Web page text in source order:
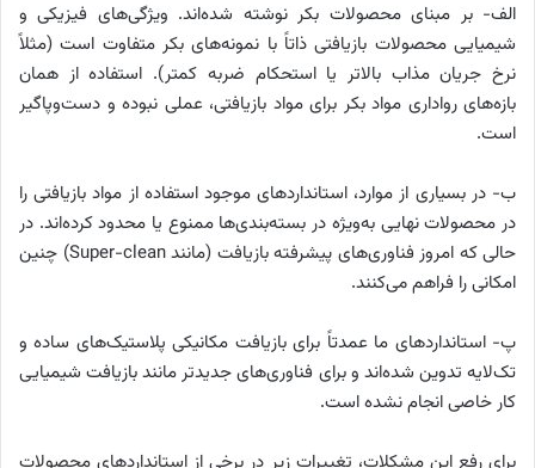
الف- بر مبنای محصولات بکر نوشته شده‌اند. ویژگی‌های فیزیکی و
شیمیایی محصولات بازیافتی ذاتاً با نمونه‌های بکر متفاوت است (مثلاً
نرخ جریان مذاب بالاتر یا استحکام ضربه کمتر). استفاده از همان
بازه‌های رواداری مواد بکر برای مواد بازیافتی، عملی نبوده و دست‌وپاگیر
است.
ب- در بسیاری از موارد، استانداردهای موجود استفاده از مواد بازیافتی را
در محصولات نهایی به‌ویژه در بسته‌بندی‌ها ممنوع یا محدود کرده‌اند. در
حالی که امروز فناوری‌های پیشرفته بازیافت (مانند Super-clean) چنین
امکانی را فراهم می‌کنند.
پ- استانداردهای ما عمدتاً برای بازیافت مکانیکی پلاستیک‌های ساده و
تک‌لایه تدوین شده‌اند و برای فناوری‌های جدیدتر مانند بازیافت شیمیایی
کار خاصی انجام نشده است.